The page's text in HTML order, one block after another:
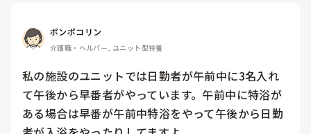
ポンポコリン
介護職・ヘルパー, ユニット型特養
私の施設のユニットでは日勤者が午前中に3名入れ
て午後から早番者がやっています。午前中に特浴が
ある場合は早番が午前中特浴をやって午後から日勤